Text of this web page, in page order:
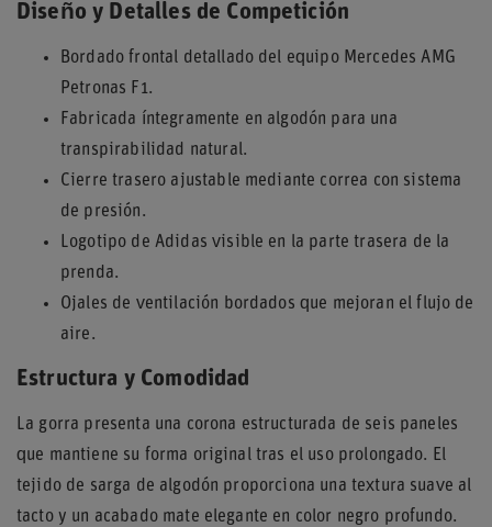
Diseño y Detalles de Competición
Bordado frontal detallado del equipo Mercedes AMG
Petronas F1.
Fabricada íntegramente en algodón para una
transpirabilidad natural.
Cierre trasero ajustable mediante correa con sistema
de presión.
Logotipo de Adidas visible en la parte trasera de la
prenda.
Ojales de ventilación bordados que mejoran el flujo de
aire.
Estructura y Comodidad
La gorra presenta una corona estructurada de seis paneles
que mantiene su forma original tras el uso prolongado. El
tejido de sarga de algodón proporciona una textura suave al
tacto y un acabado mate elegante en color negro profundo.